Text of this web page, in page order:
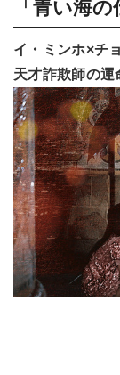
「青い海の
イ・ミンホ×チ
天才詐欺師の